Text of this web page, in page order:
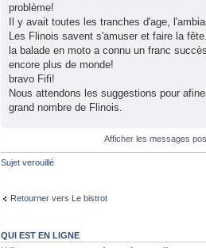
problème!
Il y avait toutes les tranches d'age,
Les Flinois savent s'amuser et faire la fête.
la balade en moto a connu un franc
encore plus de monde!
bravo Fifi!
Nous attendons les suggestions pour
grand nombre de Flinois.
Afficher les messages
Sujet verouillé
Retourner vers Le bistrot
QUI EST EN LIGNE